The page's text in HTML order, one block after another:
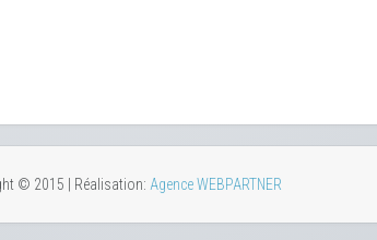
© 2015 | Réalisation: Agence WEBPARTNER